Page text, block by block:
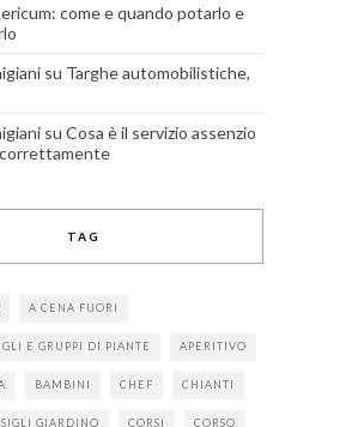
come e quando potarlo e
su Targhe automobilistiche,
su Cosa è il servizio assenzio
TAG
A CENA FUORI
E GRUPPI DI PIANTE APERITIVO
BAMBINI CHEF CHIANTI
GIARDINO CORSI CORSO